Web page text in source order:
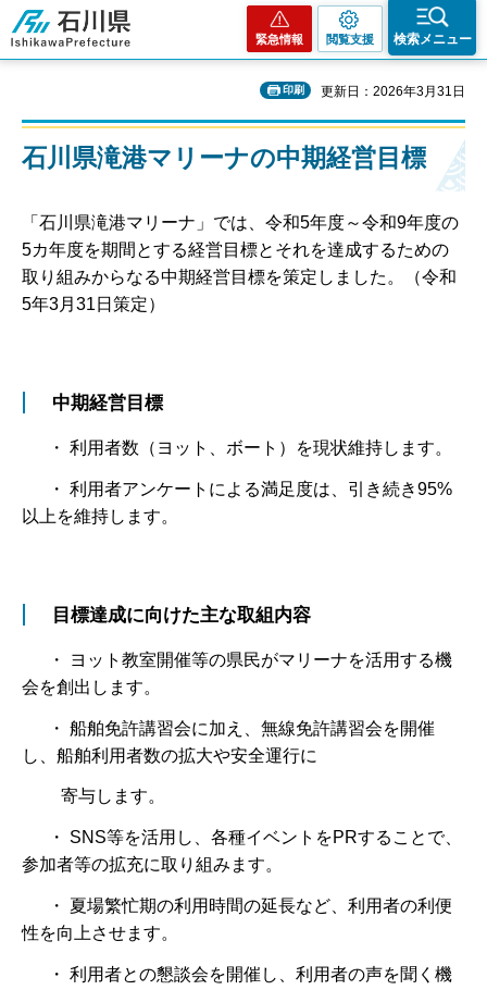
石川県
緊急情報 閲覧支援 検索メニュー
印刷 更新日：2026年3月31日
石川県滝港マリーナの中期経営目標
「石川県滝港マリーナ」では、令和5年度～令和9年度の
5カ年度を期間とする経営目標とそれを達成するための
取り組みからなる中期経営目標を策定しました。（令和
5年3月31日策定）
中期経営目標
・ 利用者数（ヨット、ボート）を現状維持します。
・ 利用者アンケートによる満足度は、引き続き95%
以上を維持します。
目標達成に向けた主な取組内容
・ ヨット教室開催等の県民がマリーナを活用する機
会を創出します。
・ 船舶免許講習会に加え、無線免許講習会を開催
し、船舶利用者数の拡大や安全運行に
寄与します。
・ SNS等を活用し、各種イベントをPRすることで、
参加者等の拡充に取り組みます。
・ 夏場繁忙期の利用時間の延長など、利用者の利便
性を向上させます。
・ 利用者との懇談会を開催し、利用者の声を聞く機